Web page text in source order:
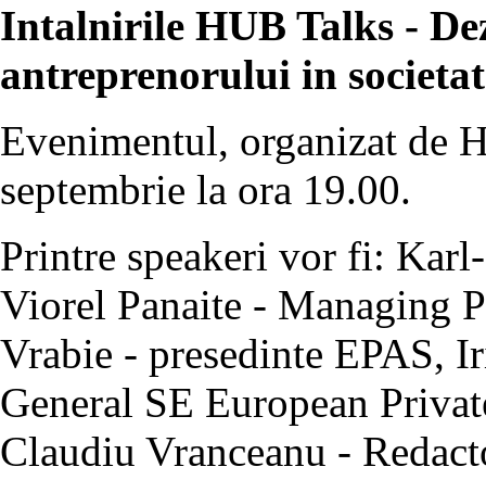
Intalnirile HUB Talks -
antreprenorului in
Evenimentul, organizat de
septembrie la ora 19.00.
Printre speakeri vor fi:
Viorel Panaite - Managing
Vrabie - presedinte EPAS,
General SE European
Claudiu Vranceanu -